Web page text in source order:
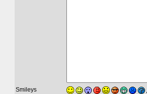
Smileys